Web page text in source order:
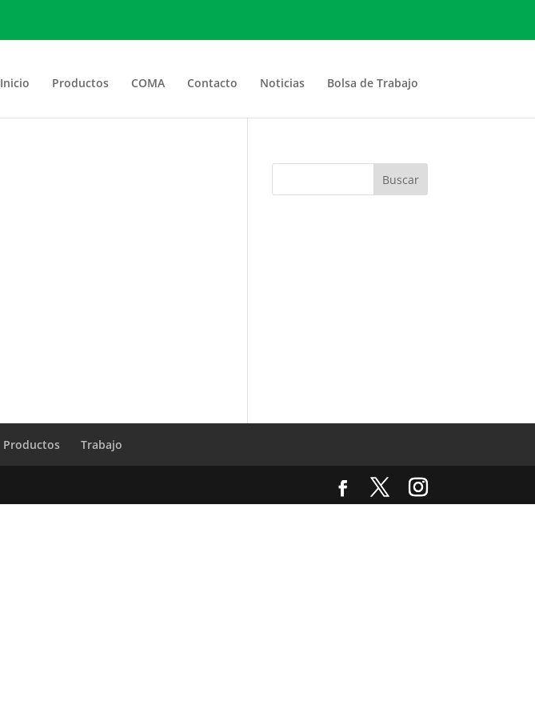
Inicio Productos COMA Contacto Noticias Bolsa de Trabajo
Productos Trabajo